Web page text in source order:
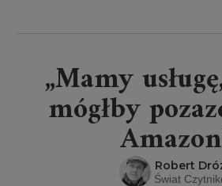
„Mamy
mógłby
Robert
Świat